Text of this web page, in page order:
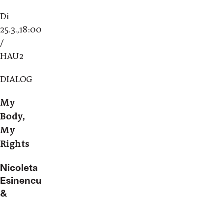
Di
25.3.,18:00
/
HAU2
DIALOG
My
Body,
My
Rights
Nicoleta
Esinencu
&